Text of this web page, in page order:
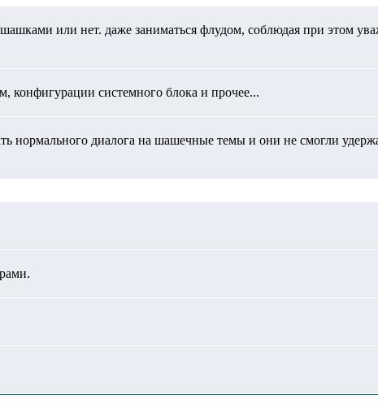
или нет. даже заниматься флудом, соблюдая при этом
конфигурации системного блока и прочее...
нормального диалога на шашечные темы и они не смогли